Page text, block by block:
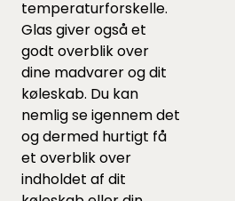
temperaturforskelle.
Glas giver også et
godt overblik over
dine madvarer og dit
køleskab. Du kan
nemlig se igennem det
og dermed hurtigt få
et overblik over
indholdet af dit